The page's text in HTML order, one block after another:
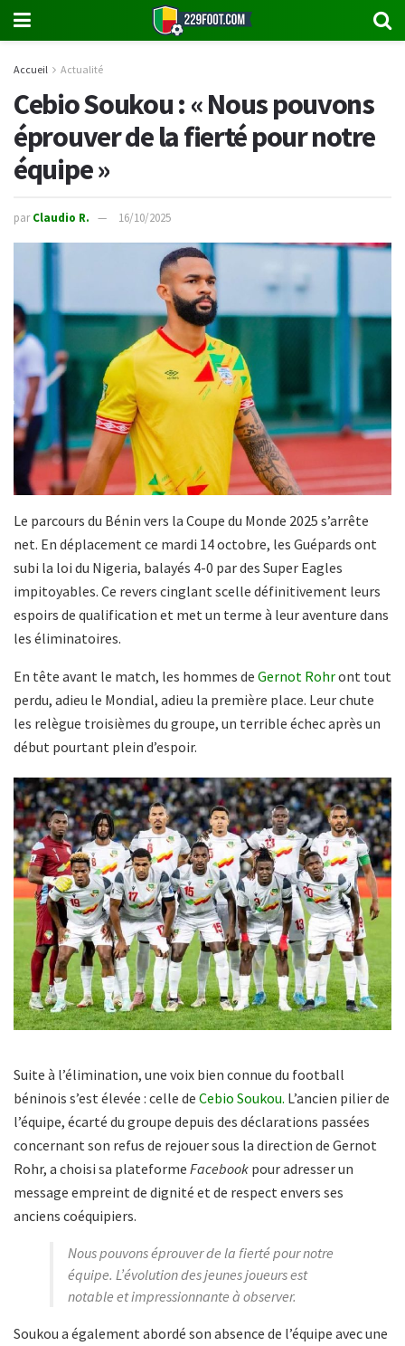
Accueil Actualité
Cebio Soukou : « Nous pouvons
éprouver de la fierté pour notre
équipe »
par Claudio R. 16/10/2025
Le parcours du Bénin vers la Coupe du Monde 2025 s’arrête
net. En déplacement ce mardi 14 octobre, les Guépards ont
subi la loi du Nigeria, balayés 4-0 par des Super Eagles
impitoyables. Ce revers cinglant scelle définitivement leurs
espoirs de qualification et met un terme à leur aventure dans
les éliminatoires.
En tête avant le match, les hommes de Gernot Rohront tout
perdu, adieu le Mondial, adieu la première place. Leur chute
les relègue troisièmes du groupe, un terrible échec après un
début pourtant plein d’espoir.
Suite à l’élimination, une voix bien connue du football
béninois s’est élevée : celle de Cebio Soukou. L’ancien pilier de
l’équipe, écarté du groupe depuis des déclarations passées
concernant son refus de rejouer sous la direction de Gernot
Rohr, a choisi sa plateforme Facebook pour adresser un
message empreint de dignité et de respect envers ses
anciens coéquipiers.
Nous pouvons éprouver de la fierté pour notre
équipe. L’évolution des jeunes joueurs est
notable et impressionnante à observer.
Soukou a également abordé son absence de l’équipe avec une